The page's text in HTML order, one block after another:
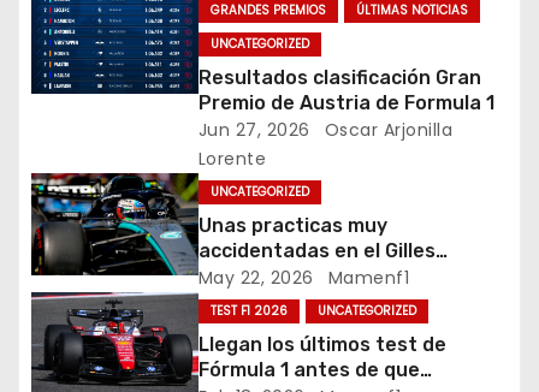
c
i
n
d
e
e
n
GRANDES PREMIOS
ÚLTIMAS NOTICIAS
UNCATEGORIZED
Resultados clasificación Gran
Premio de Austria de Formula 1
Jun 27, 2026
Oscar Arjonilla
Lorente
UNCATEGORIZED
Unas practicas muy
accidentadas en el Gilles
Villeneuve deja a Fernando en
buena posición, ¿será real?… /
Crónica libes 1 GP Canadá
May 22, 2026 Mamenf1
TEST F1 2026 UNCATEGORIZED
Llegan los últimos test de
Fórmula 1 antes de que